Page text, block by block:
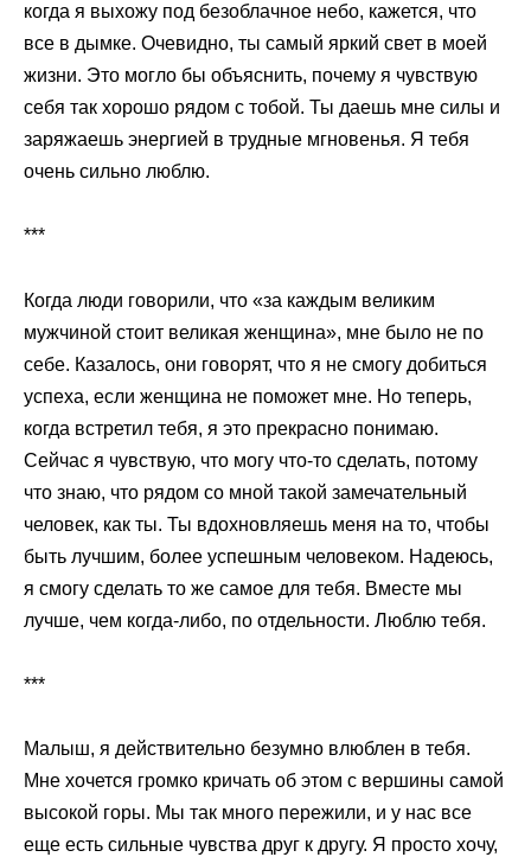
когда я выхожу под безоблачное небо, кажется, что
все в дымке. Очевидно, ты самый яркий свет в моей
жизни. Это могло бы объяснить, почему я чувствую
себя так хорошо рядом с тобой. Ты даешь мне силы и
заряжаешь энергией в трудные мгновенья. Я тебя
очень сильно люблю.
***
Когда люди говорили, что «за каждым великим
мужчиной стоит великая женщина», мне было не по
себе. Казалось, они говорят, что я не смогу добиться
успеха, если женщина не поможет мне. Но теперь,
когда встретил тебя, я это прекрасно понимаю.
Сейчас я чувствую, что могу что-то сделать, потому
что знаю, что рядом со мной такой замечательный
человек, как ты. Ты вдохновляешь меня на то, чтобы
быть лучшим, более успешным человеком. Надеюсь,
я смогу сделать то же самое для тебя. Вместе мы
лучше, чем когда-либо, по отдельности. Люблю тебя.
***
Малыш, я действительно безумно влюблен в тебя.
Мне хочется громко кричать об этом с вершины самой
высокой горы. Мы так много пережили, и у нас все
еще есть сильные чувства друг к другу. Я просто хочу,